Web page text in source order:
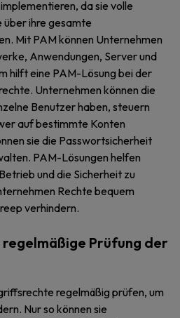
da sie volle
über ihre gesamte
Mit PAM können Unternehmen
Anwendungen, Server und
hilft eine PAM-Lösung bei der
Unternehmen können die
Benutzer haben, steuern
auf bestimmte Konten
sie die Passwortsicherheit
PAM-Lösungen helfen
und die Sicherheit zu
Rechte bequem
verhindern.
regelmäßige Prüfung der
regelmäßig prüfen, um
Nur so können sie